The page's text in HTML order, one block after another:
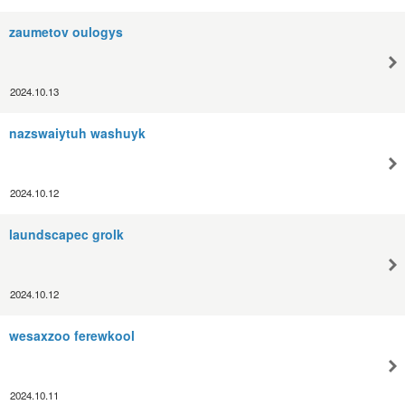
zaumetov oulogys
2024.10.13
nazswaiytuh washuyk
2024.10.12
laundscapec grolk
2024.10.12
wesaxzoo ferewkool
2024.10.11